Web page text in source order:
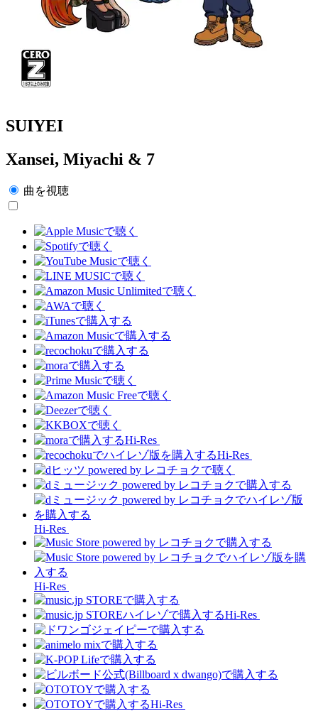
SUIYEI
Xansei, Miyachi & 7
曲を視聴
Hi-Res
Hi-Res
Hi-Res
Hi-Res
Hi-Res
Hi-Res